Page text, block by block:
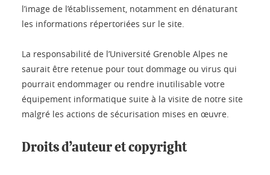
l’image de l’établissement, notamment en dénaturant
les informations répertoriées sur le site.
La responsabilité de l’Université Grenoble Alpes ne
saurait être retenue pour tout dommage ou virus qui
pourrait endommager ou rendre inutilisable votre
équipement informatique suite à la visite de notre site
malgré les actions de sécurisation mises en œuvre.
Droits d’auteur et copyright